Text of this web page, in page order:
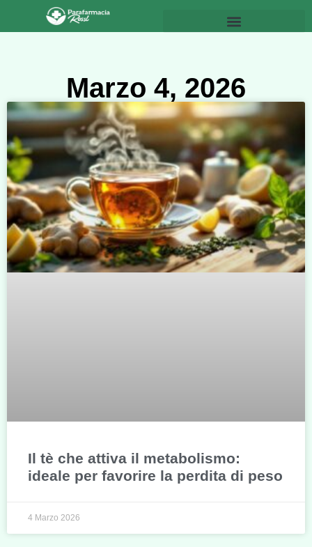
Marzo 4, 2026
Il tè che attiva il metabolismo:
ideale per favorire la perdita di peso
4 Marzo 2026